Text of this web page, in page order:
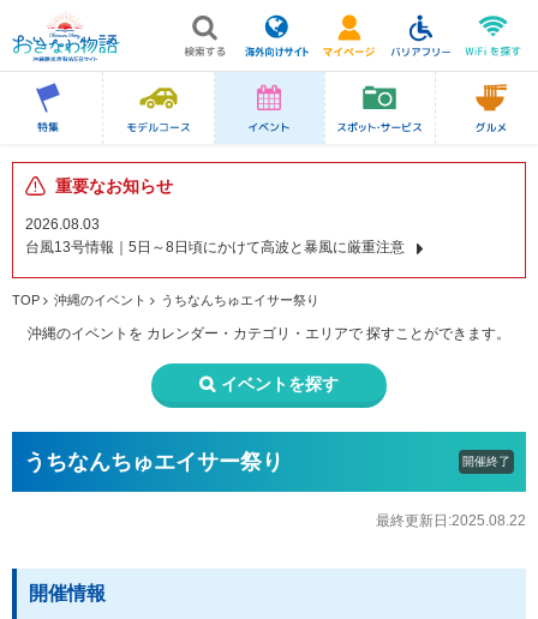
重要なお知らせ
2026.08.03
台風13号情報｜5日～8日頃にかけて高波と暴風に厳重注意
TOP 沖縄のイベント うちなんちゅエイサー祭り
沖縄のイベントを カレンダー・カテゴリ・エリアで 探すことができます。
イベントを探す
うちなんちゅエイサー祭り 開催終了
最終更新日:2025.08.22
開催情報